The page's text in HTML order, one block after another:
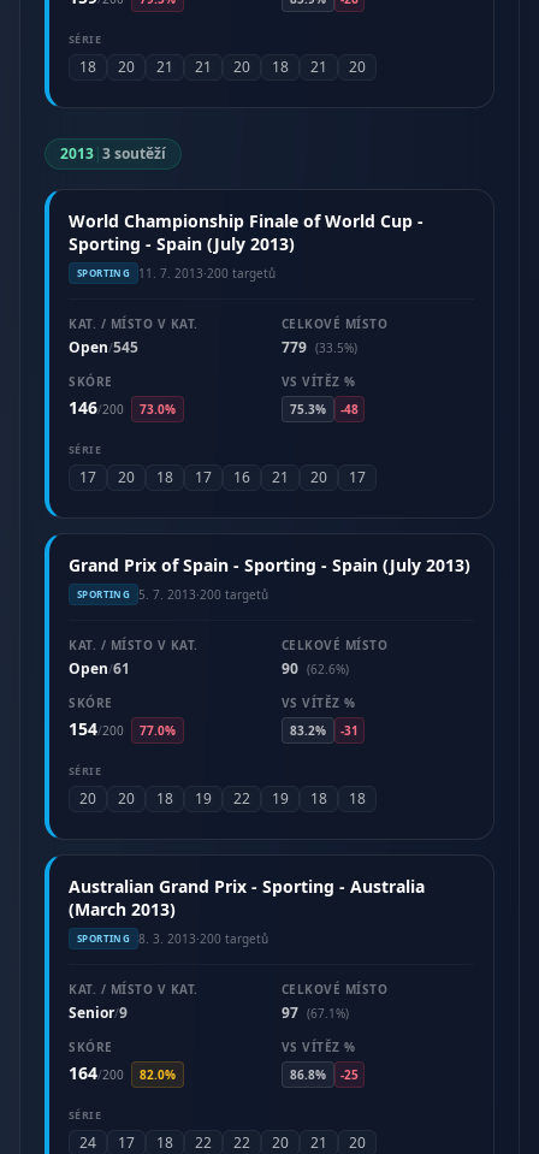
SÉRIE
18 20 21 21 20 18 21 20
2013|3 soutěží
World Championship Finale of World Cup -
Sporting - Spain (July 2013)
SPORTING 11. 7. 2013·200 targetů
KAT. / MÍSTO V KAT.
Open/545
CELKOVÉ MÍSTO
779 (33.5%)
SKÓRE
146/200 73.0%
VS VÍTĚZ %
75.3%
-48
SÉRIE
17 20 18 17 16 21 20 17
Grand Prix of Spain - Sporting - Spain (July 2013)
SPORTING 5. 7. 2013·200 targetů
KAT. / MÍSTO V KAT.
Open/61
CELKOVÉ MÍSTO
90 (62.6%)
SKÓRE
154/200 77.0%
VS VÍTĚZ %
83.2%
-31
SÉRIE
20 20 18 19 22 19 18 18
Australian Grand Prix - Sporting - Australia
(March 2013)
SPORTING 8. 3. 2013·200 targetů
KAT. / MÍSTO V KAT.
Senior/9
CELKOVÉ MÍSTO
97 (67.1%)
SKÓRE
164/200 82.0%
VS VÍTĚZ %
86.8%
-25
SÉRIE
24 17 18 22 22 20 21 20